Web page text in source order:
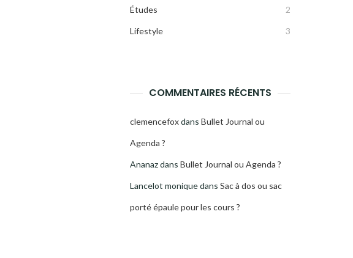
Études 2
Lifestyle 3
COMMENTAIRES RÉCENTS
clemencefoxdans Bullet Journal ou
Agenda ?
Ananazdans Bullet Journal ou Agenda ?
Lancelot moniquedans Sac à dos ou sac
porté épaule pour les cours ?